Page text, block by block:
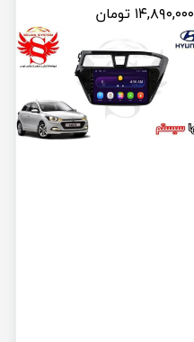
۱۴,۸۹۰,۰۰۰ تومان